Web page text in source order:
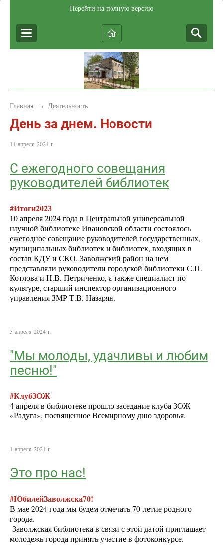
Перейти на полную версию
Главная → Деятельность
День за днем. Новости
11 апреля 2024 г.
С ежегодного совещания
руководителей библиотек
#Итоги2023
10 апреля 2024 года в Центральной универсальной
научной библиотеке Ивановской области состоялось
ежегодное совещание руководителей государственных,
муниципальных библиотек и библиотек, входящих в
состав КДУ и СКО. Заволжский район на нем
представляли руководители городской библиотеки С.П.
Котлова и Н.В. Петриченко, а также специалист по
культуре, старший инспектор организационного
управления ЗМР Т.В. Назарян.
5 апреля 2024 г.
"Мы молоды, удачливы и любим
песню!"
#КлубЗОЖ
4 апреля в библиотеке прошло заседание клуба ЗОЖ
«Радуга», посвященное Всемирному дню здоровья.
1 апреля 2024 г.
Это про нас!
#ЮбилейЗаволжска70!
В мае 2024 года мы будем отмечать 70-летие родного
города.
Заволжская библиотека в связи с этой датой приглашает
молодежь города принять участие в фотоконкурсе.